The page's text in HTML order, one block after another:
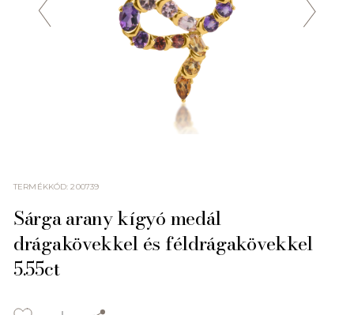
TERMÉKKÓD:200739
Sárga arany kígyó medál
drágakövekkel és féldrágakövekkel
5.55ct